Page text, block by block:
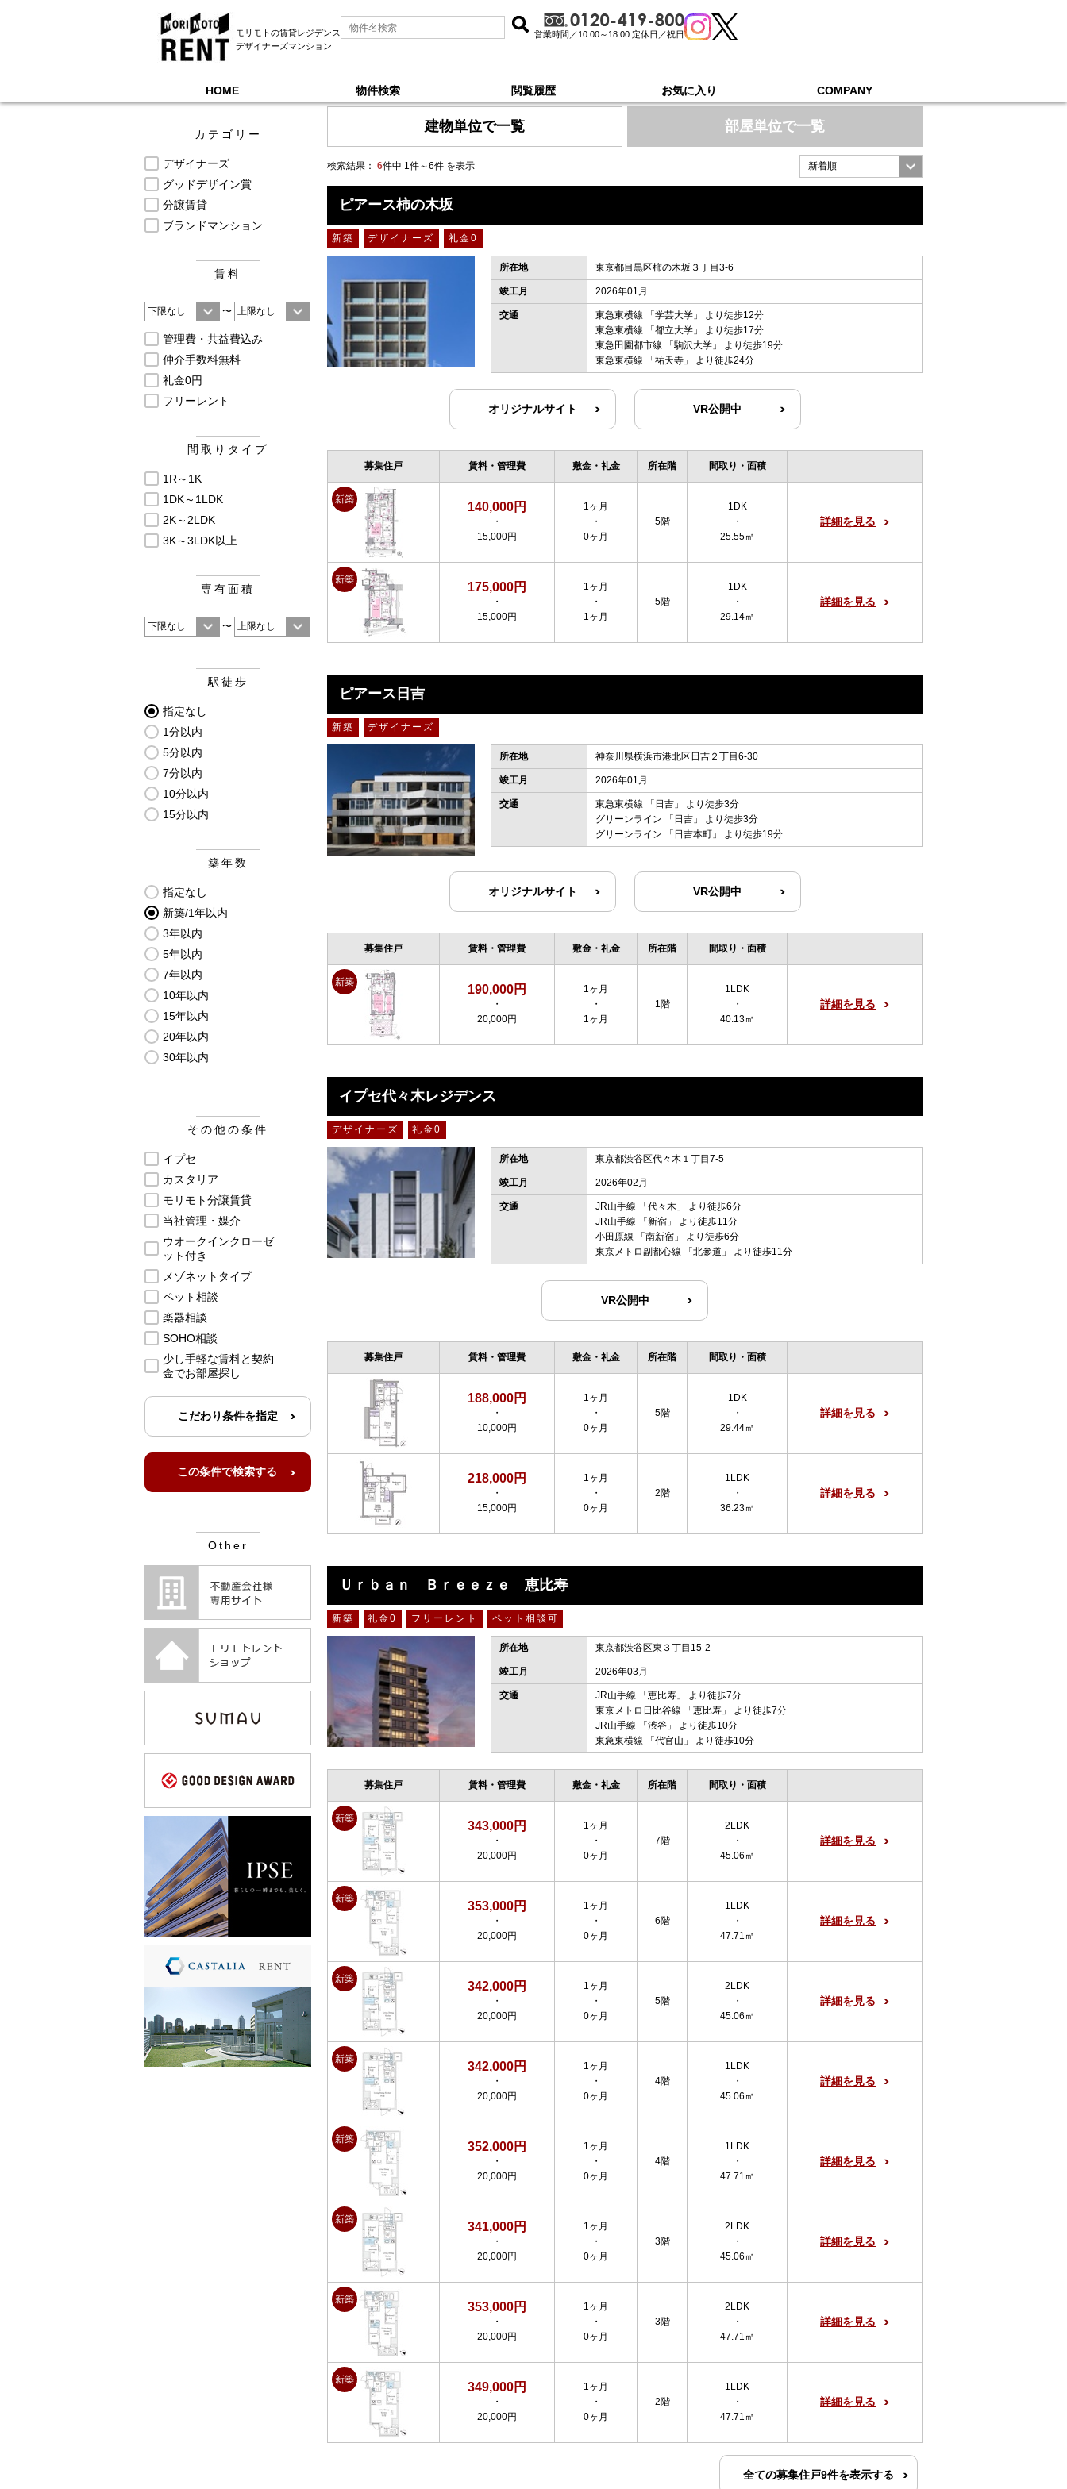
モリモトの賃貸レジデンス
デザイナーズマンション
営業時間／10:00～18:00 定休日／祝日
HOME 物件検索 閲覧履歴 お気に入り COMPANY
モリモトレントTOP ＞ 募集中物件一覧, 新築/1年以内, 新着順 で探す
建物単位で一覧 部屋単位で一覧
検索結果： 6件中 1件～6件 を表示
ピアース柿の木坂
新築 デザイナーズ 礼金0
所在地 東京都目黒区柿の木坂３丁目3-6
竣工月 2026年01月
交通 東急東横線 「 学芸大学 」 より徒歩12分
東急東横線 「 都立大学 」 より徒歩17分
東急田園都市線 「駒沢大学 」 より徒歩19分
東急東横線 「 祐天寺 」 より徒歩24分
オリジナルサイト VR公開中
募集住戸 賃料・管理費 敷金・礼金 所在階 間取り・面積
新築
140,000円
・
15,000円
1ヶ月
・
0ヶ月
5階
1DK
・
25.55㎡
詳細を見る
新築
175,000円
・
15,000円
1ヶ月
・
1ヶ月
5階
1DK
・
29.14㎡
詳細を見る
ピアース日吉
新築 デザイナーズ
所在地 神奈川県横浜市港北区日吉２丁目6-30
竣工月 2026年01月
交通 東急東横線 「 日吉 」 より徒歩3分
グリーンライン 「 日吉 」 より徒歩3分
グリーンライン 「 日吉本町 」 より徒歩19分
オリジナルサイト VR公開中
募集住戸 賃料・管理費 敷金・礼金 所在階 間取り・面積
新築
190,000円
・
20,000円
1ヶ月
・
1ヶ月
1階
1LDK
・
40.13㎡
詳細を見る
イプセ代々木レジデンス
デザイナーズ 礼金0
所在地 東京都渋谷区代々木１丁目7-5
竣工月 2026年02月
交通 JR山手線 「 代々木 」 より徒歩6分
JR山手線 「 新宿 」 より徒歩11分
小田原線 「 南新宿 」 より徒歩6分
東京メトロ副都心線 「 北参道 」 より徒歩11分
VR公開中
募集住戸 賃料・管理費 敷金・礼金 所在階 間取り・面積
188,000円
・
10,000円
1ヶ月
・
0ヶ月
5階
1DK
・
29.44㎡
詳細を見る
218,000円
・
15,000円
1ヶ月
・
0ヶ月
2階
1LDK
・
36.23㎡
詳細を見る
Ｕｒｂａｎ Ｂｒｅｅｚｅ 恵比寿
新築 礼金0 フリーレント ペット相談可
所在地 東京都渋谷区東３丁目15-2
竣工月 2026年03月
交通 JR山手線 「 恵比寿 」 より徒歩7分
東京メトロ日比谷線 「 恵比寿 」 より徒歩7分
JR山手線 「 渋谷 」 より徒歩10分
東急東横線 「 代官山 」 より徒歩10分
募集住戸 賃料・管理費 敷金・礼金 所在階 間取り・面積
新築
343,000円
・
20,000円
1ヶ月
・
0ヶ月
7階
2LDK
・
45.06㎡
詳細を見る
新築
353,000円
・
20,000円
1ヶ月
・
0ヶ月
6階
1LDK
・
47.71㎡
詳細を見る
新築
342,000円
・
20,000円
1ヶ月
・
0ヶ月
5階
2LDK
・
45.06㎡
詳細を見る
新築
342,000円
・
20,000円
1ヶ月
・
0ヶ月
4階
1LDK
・
45.06㎡
詳細を見る
新築
352,000円
・
20,000円
1ヶ月
・
0ヶ月
4階
1LDK
・
47.71㎡
詳細を見る
新築
341,000円
・
20,000円
1ヶ月
・
0ヶ月
3階
2LDK
・
45.06㎡
詳細を見る
新築
353,000円
・
20,000円
1ヶ月
・
0ヶ月
3階
2LDK
・
47.71㎡
詳細を見る
新築
349,000円
・
20,000円
1ヶ月
・
0ヶ月
2階
1LDK
・
47.71㎡
詳細を見る
全ての募集住戸9件を表示する
カテゴリー
デザイナーズ
グッドデザイン賞
分譲賃貸
ブランドマンション
賃料
〜
管理費・共益費込み
仲介手数料無料
礼金0円
フリーレント
間取りタイプ
1R～1K
1DK～1LDK
2K～2LDK
3K～3LDK以上
専有面積
〜
駅徒歩
指定なし
1分以内
5分以内
7分以内
10分以内
15分以内
築年数
指定なし
新築/1年以内
3年以内
5年以内
7年以内
10年以内
15年以内
20年以内
30年以内
その他の条件
イプセ
カスタリア
モリモト分譲賃貸
当社管理・媒介
ウオークインクローゼ
ット付き
メゾネットタイプ
ペット相談
楽器相談
SOHO相談
少し手軽な賃料と契約
金でお部屋探し
こだわり条件を指定
Other